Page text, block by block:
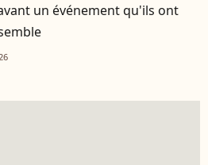
un événement qu'ils ont